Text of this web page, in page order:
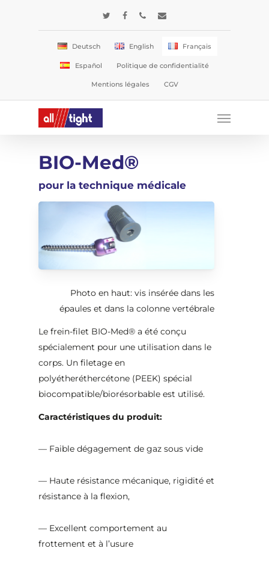
twitterfacebookphoneemail
Deutsch English Français
Español Politique de confidentialité
Mentions légales CGV
Menu
BIO-Med®
pour la technique médicale
Photo en haut: vis insérée dans les
épaules et dans la colonne vertébrale
Le frein-filet BIO-Med® a été conçu
spécialement pour une utilisation dans le
corps. Un filetage en
polyétheréthercétone (PEEK) spécial
biocompatible/biorésorbable est utilisé.
Caractéristiques du produit:
— Faible dégagement de gaz sous vide
— Haute résistance mécanique, rigidité et
résistance à la flexion,
— Excellent comportement au
frottement et à l’usure